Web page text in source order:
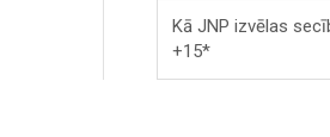
Kā JNP izvēlas
+15*